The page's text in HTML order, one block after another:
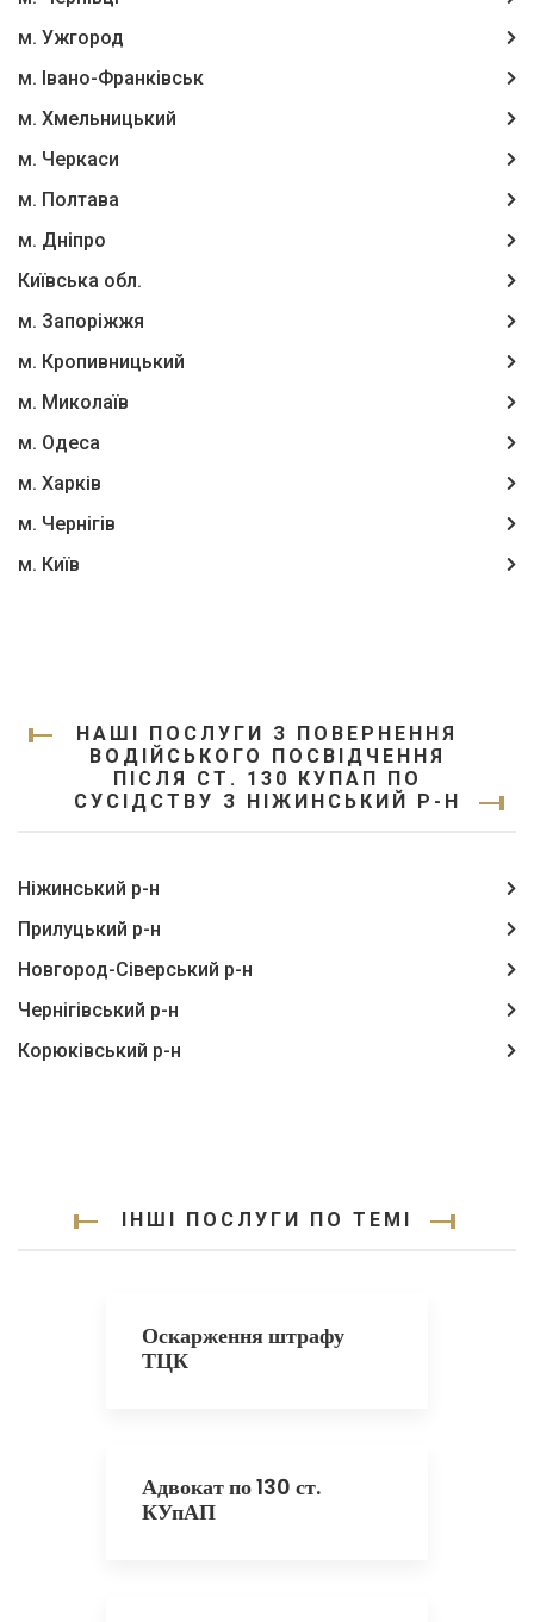
м. Ужгород
м. Івано-Франківськ
м. Хмельницький
м. Черкаси
м. Полтава
м. Дніпро
Київська обл.
м. Запоріжжя
м. Кропивницький
м. Миколаїв
м. Одеса
м. Харків
м. Чернігів
м. Київ
НАШІ ПОСЛУГИ З ПОВЕРНЕННЯ
ВОДІЙСЬКОГО ПОСВІДЧЕННЯ
ПІСЛЯ СТ. 130 КУПАП ПО
СУСІДСТВУ З НІЖИНСЬКИЙ Р-Н
Ніжинський р-н
Прилуцький р-н
Новгород-Сіверський р-н
Чернігівський р-н
Корюківський р-н
ІНШІ ПОСЛУГИ ПО ТЕМІ
Оскарження штрафу
ТЦК
Адвокат по 130 ст.
КУпАП